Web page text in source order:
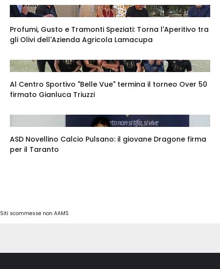
Profumi, Gusto e Tramonti Speziati: Torna l'Aperitivo tra
gli Olivi dell'Azienda Agricola Lamacupa
Al Centro Sportivo "Belle Vue" termina il torneo Over 50
firmato Gianluca Triuzzi
ASD Novellino Calcio Pulsano: il giovane Dragone firma
per il Taranto
Siti scommesse non AAMS